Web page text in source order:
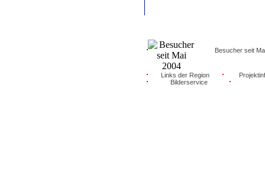
Besucher seit
Links der Region
Bilderservice